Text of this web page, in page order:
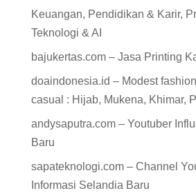
Keuangan, Pendidikan & Karir,
Teknologi & AI
bajukertas.com – Jasa Printing
doaindonesia.id – Modest
casual : Hijab, Mukena, Khimar,
andysaputra.com – Youtuber
Baru
sapateknologi.com – Channel
Informasi Selandia Baru